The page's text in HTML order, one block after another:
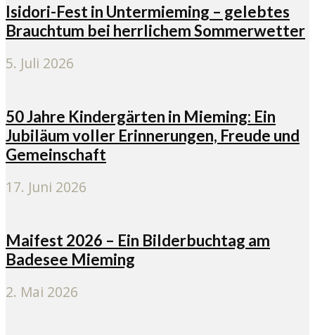
Isidori-Fest in Untermieming – gelebtes
Brauchtum bei herrlichem Sommerwetter
5. Juli 2026
50 Jahre Kindergärten in Mieming: Ein
Jubiläum voller Erinnerungen, Freude und
Gemeinschaft
17. Juni 2026
Maifest 2026 – Ein Bilderbuchtag am
Badesee Mieming
2. Mai 2026